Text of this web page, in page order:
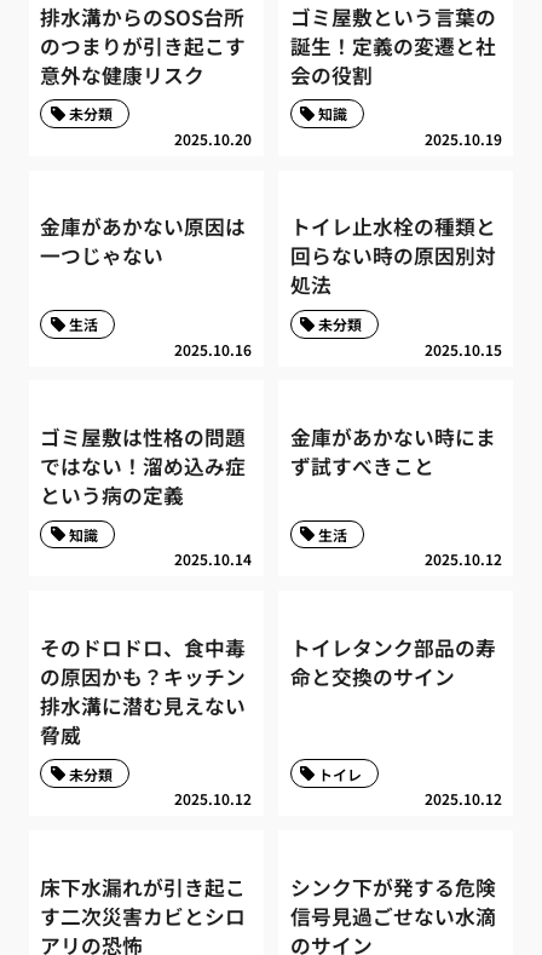
排水溝からのSOS台所
のつまりが引き起こす
意外な健康リスク
2025.10.20
未分類
ゴミ屋敷という言葉の
誕生！定義の変遷と社
会の役割
2025.10.19
知識
金庫があかない原因は
一つじゃない
2025.10.16
生活
トイレ止水栓の種類と
回らない時の原因別対
処法
2025.10.15
未分類
ゴミ屋敷は性格の問題
ではない！溜め込み症
という病の定義
2025.10.14
知識
金庫があかない時にま
ず試すべきこと
2025.10.12
生活
そのドロドロ、食中毒
の原因かも？キッチン
排水溝に潜む見えない
脅威
2025.10.12
未分類
トイレタンク部品の寿
命と交換のサイン
2025.10.12
トイレ
床下水漏れが引き起こ
す二次災害カビとシロ
アリの恐怖
シンク下が発する危険
信号見過ごせない水滴
のサイン